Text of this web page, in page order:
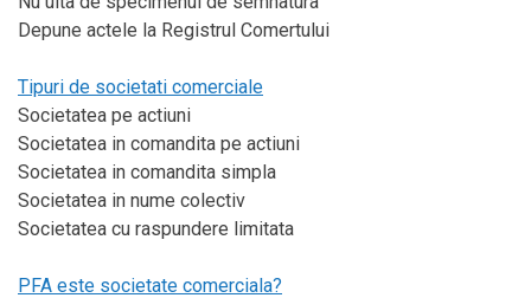
Depune actele la Registrul Comertului
Tipuri de societati comerciale
Societatea pe actiuni
Societatea in comandita pe actiuni
Societatea in comandita simpla
Societatea in nume colectiv
Societatea cu raspundere limitata
PFA este societate comerciala?